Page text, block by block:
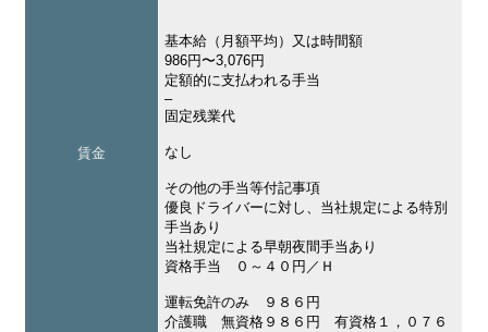
賃金
基本給（月額平均）又は時間額
986円〜3,076円
定額的に支払われる手当
–
固定残業代
なし
その他の手当等付記事項
優良ドライバーに対し、当社規定による特別
手当あり
当社規定による早朝夜間手当あり
資格手当 ０～４０円／Ｈ
運転免許のみ ９８６円
介護職 無資格９８６円 有資格１，０７６